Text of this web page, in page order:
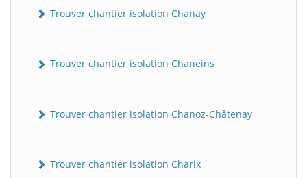
Trouver chantier isolation Chanay
Trouver chantier isolation Chaneins
Trouver chantier isolation Chanoz-Châtenay
Trouver chantier isolation Charix